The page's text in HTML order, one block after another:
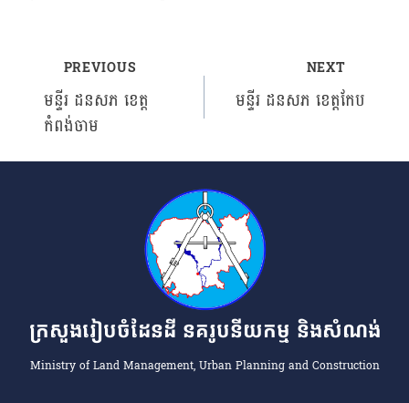
Post
navigation
PREVIOUS
មន្ទីរ ដនសភ ខេត្ត
កំពង់ចាម
NEXT
មន្ទីរ ដនសភ ​ខេត្ត​កែប
ក្រសួងរៀបចំដែនដី នគរូបនីយកម្ម និងសំណង់
Ministry of Land Management, Urban Planning and Construction